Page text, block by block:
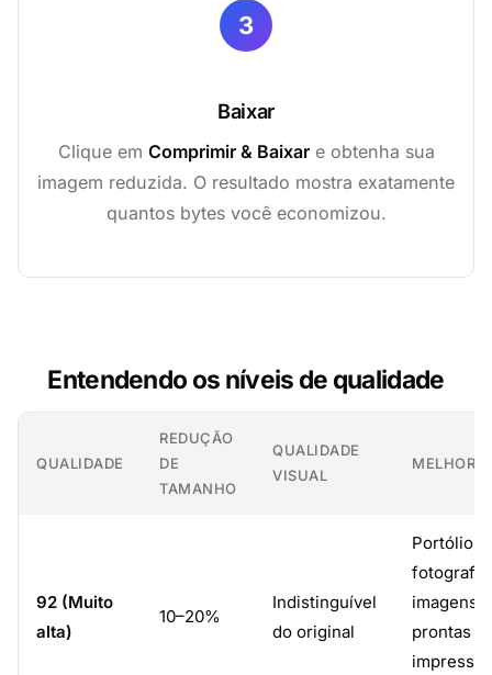
3
Baixar
Clique em Comprimir & Baixare obtenha sua
imagem reduzida. O resultado mostra exatamente
quantos bytes você economizou.
Entendendo os níveis de qualidade
QUALIDADE
REDUÇÃO
DE
TAMANHO
QUALIDADE
VISUAL
MELHOR
92 (Muito
alta)
10–20%
Indistinguível
do original
Portólios
fotografia,
imagens
prontas